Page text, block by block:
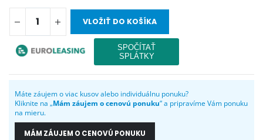
VLOŽIŤ DO KOŠÍKA
Máte záujem o viac kusov alebo individuálnu ponuku?
Kliknite na „Mám záujem o cenovú ponuku“ a pripravíme Vám ponuku
na mieru.
MÁM ZÁUJEM O CENOVÚ PONUKU